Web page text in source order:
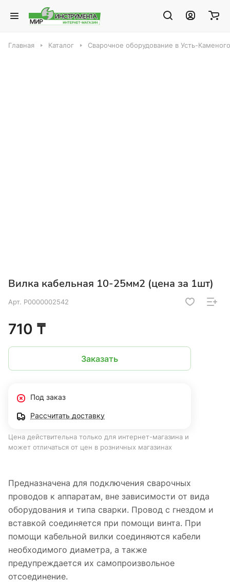
Главная Каталог Сварочное оборудование в Усть-
Вилка кабельная 10-25мм2 (цена за 1шт)
Арт. Р0000002542
710 ₸
Заказать
Под заказ
Рассчитать доставку
Цена действительна только для интернет-магазина и
может отличаться от цен в розничных магазинах
Предназначена для подключения сварочных
проводов к аппаратам, вне зависимости от вида
оборудования и типа сварки. Провод с гнездом и
вставкой соединяется при помощи винта. При
помощи кабельной вилки соединяются кабели
необходимого диаметра, а также
предупреждается их самопроизвольное
отсоединение.